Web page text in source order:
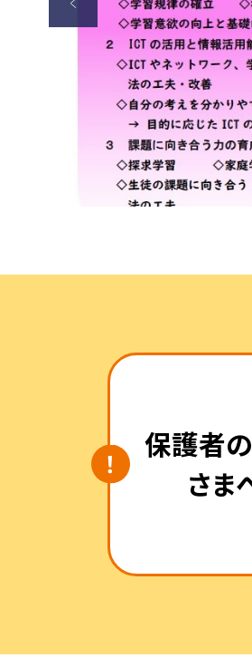
保護者
さま